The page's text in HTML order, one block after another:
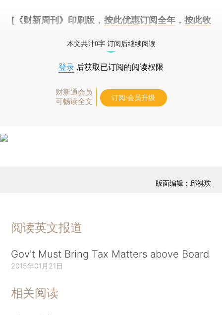
[《财新周刊》印刷版， 按此优惠订阅全年， 按此收
本文共计0字 订阅后继续阅读
登录 后获取已订阅的阅读权限
财新通会员
可畅读全文
订阅/会员升级
版面编辑：邱祺璞
阅读英文报道
Gov't Must Bring Tax Matters above Board
2015年01月21日
相关阅读